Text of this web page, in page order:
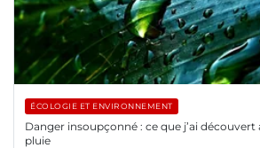
ÉCOLOGIE ET ENVIRONNEMENT
Danger insoupçonné : ce que j’ai découvert
pluie